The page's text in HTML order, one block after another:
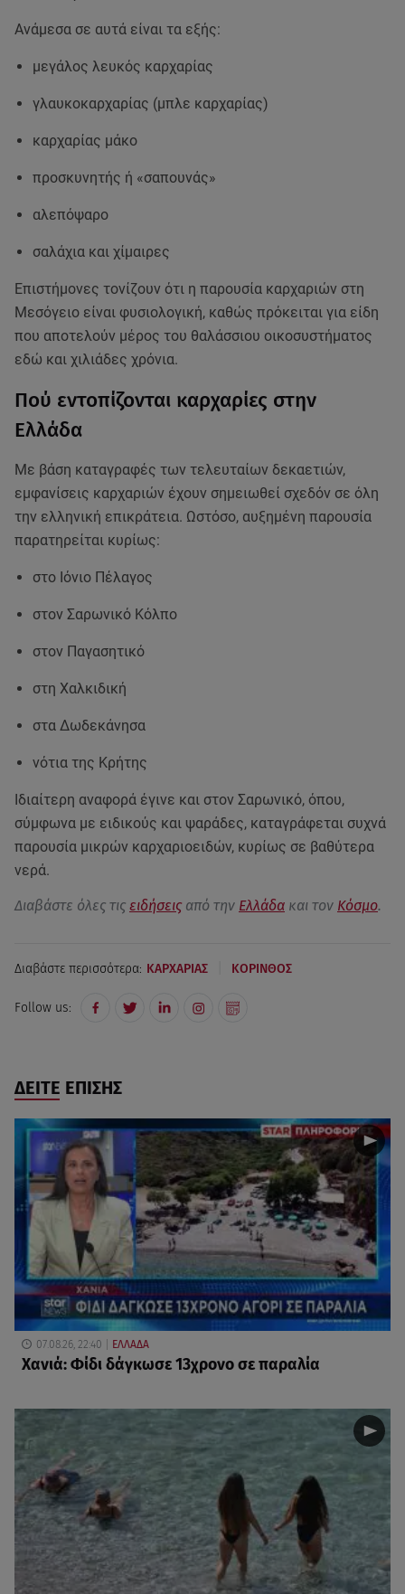
Ανάμεσα σε αυτά είναι τα εξής:
μεγάλος λευκός καρχαρίας
γλαυκοκαρχαρίας (μπλε καρχαρίας)
καρχαρίας μάκο
προσκυνητής ή «σαπουνάς»
αλεπόψαρο
σαλάχια και χίμαιρες
Επιστήμονες τονίζουν ότι η παρουσία καρχαριών στη
Μεσόγειο είναι φυσιολογική, καθώς πρόκειται για είδη
που αποτελούν μέρος του θαλάσσιου οικοσυστήματος
εδώ και χιλιάδες χρόνια.
Πού εντοπίζονται καρχαρίες στην
Ελλάδα
Με βάση καταγραφές των τελευταίων δεκαετιών,
εμφανίσεις καρχαριών έχουν σημειωθεί σχεδόν σε όλη
την ελληνική επικράτεια. Ωστόσο, αυξημένη παρουσία
παρατηρείται κυρίως:
στο Ιόνιο Πέλαγος
στον Σαρωνικό Κόλπο
στον Παγασητικό
στη Χαλκιδική
στα Δωδεκάνησα
νότια της Κρήτης
Ιδιαίτερη αναφορά έγινε και στον Σαρωνικό, όπου,
σύμφωνα με ειδικούς και ψαράδες, καταγράφεται συχνά
παρουσία μικρών καρχαριοειδών, κυρίως σε βαθύτερα
νερά.
Διαβάστε όλες τις ειδήσεις από την Ελλάδα και τον Κόσμο.
Διαβάστε περισσότερα: ΚΑΡΧΑΡΙΑΣ ΚΟΡΙΝΘΟΣ
Follow us:
ΔΕΙΤΕ ΕΠΙΣΗΣ
07.08.26, 22:40 ΕΛΛΑΔΑ
Χανιά: Φίδι δάγκωσε 13χρονο σε παραλία